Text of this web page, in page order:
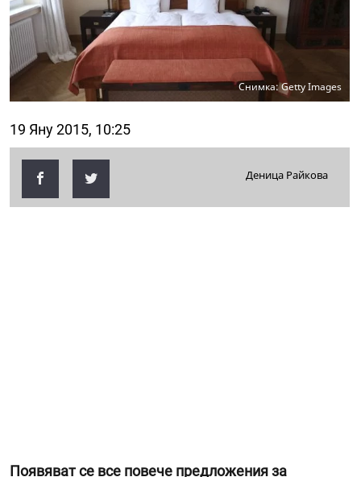
Снимка: Getty Images
19 Яну 2015, 10:25
Деница Райкова
Появяват се все повече предложения за